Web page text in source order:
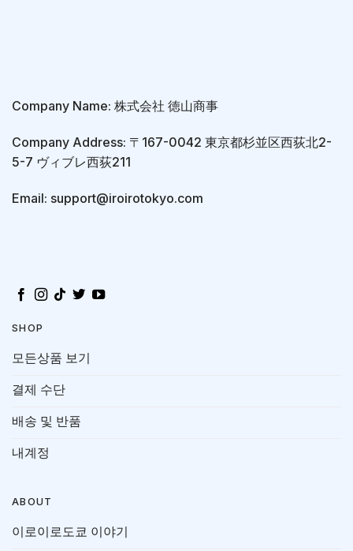
Company Name: 株式会社 徳山商事
Company Address: 〒167-0042 東京都杉並区西荻北2-
5-7 ヴィブレ西荻211
Email: support@iroirotokyo.com
SHOP
모든상품 보기
결제 수단
배송 및 반품
내계정
ABOUT
이로이로도쿄 이야기